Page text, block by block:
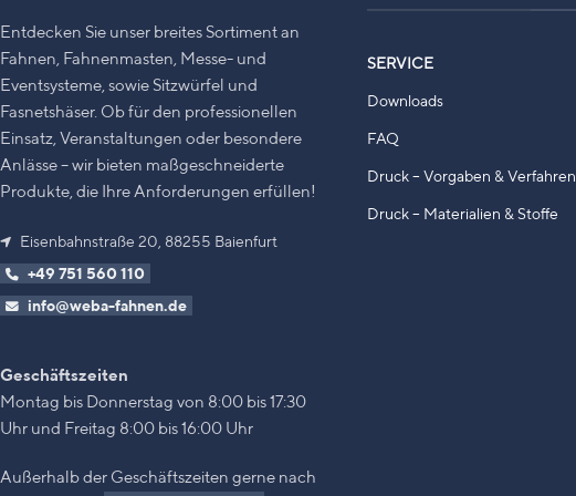
Entdecken Sie unser breites Sortiment an
Fahnen, Fahnenmasten, Messe- und
Eventsysteme, sowie Sitzwürfel und
Fasnetshäser. Ob für den professionellen
Einsatz, Veranstaltungen oder besondere
Anlässe – wir bieten maßgeschneiderte
Produkte, die Ihre Anforderungen erfüllen!
Eisenbahnstraße 20, 88255 Baienfurt
+49 751 560 110
info@weba-fahnen.de
Geschäftszeiten
Montag bis Donnerstag von 8:00 bis 17:30
Uhr und Freitag 8:00 bis 16:00 Uhr
Außerhalb der Geschäftszeiten gerne nach
SERVICE
Downloads
FAQ
Druck – Vorgaben & Verfahren
Druck – Materialien & Stoffe